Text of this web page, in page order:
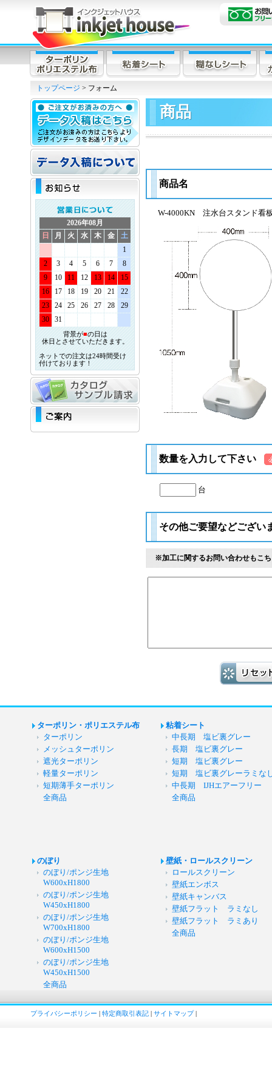
トップページ > フォーム
2026年08月
日
月 火 水 木 金
土
1
2
3 4 5 6 7
8
9
10 11 12 13 14
15
16
17 18 19 20 21
22
23
24 25 26 27 28
29
30
31
背景が■の日は
休日とさせていただきます。
ネットでの注文は24時間受け
付けております！
商品
商品名
W-4000KN 注水台スタンド看
数量を入力して下さい
台
その他ご要望などござい
※加工に関するお問い合わせもこ
ターポリン・ポリエステル布
ターポリン
メッシュターポリン
遮光ターポリン
軽量ターポリン
短期薄手ターポリン
全商品
粘着シート
中長期 塩ビ裏グレー
長期 塩ビ裏グレー
短期 塩ビ裏グレー
短期 塩ビ裏グレーラミな
中長期 IJHエアーフリー
全商品
のぼり
のぼり/ポンジ生地
W600xH1800
のぼり/ポンジ生地
W450xH1800
のぼり/ポンジ生地
W700xH1800
のぼり/ポンジ生地
W600xH1500
のぼり/ポンジ生地
W450xH1500
全商品
壁紙・ロールスクリーン
ロールスクリーン
壁紙エンボス
壁紙キャンバス
壁紙フラット ラミなし
壁紙フラット ラミあり
全商品
プライバシーポリシー | 特定商取引表記 | サイトマップ|